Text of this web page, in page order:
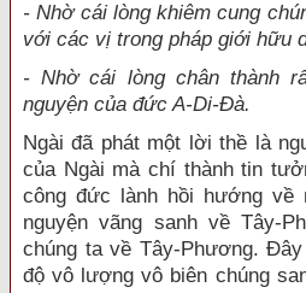
- Nhờ cái lòng khiêm cung
với các vị trong pháp giới hữu
- Nhờ cái lòng chân thành
nguyện của đức A-Di-Đà.
Ngài đã phát một lời thề là
của Ngài mà chí thành tin
công đức lành hồi hướng về
nguyện vãng sanh về Tây-
chúng ta về Tây-Phương.
độ vô lượng vô biên chúng